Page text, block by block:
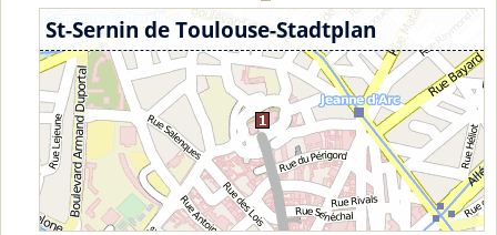
St-Sernin de Toulouse-Stadtplan